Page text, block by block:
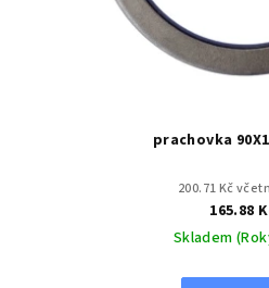
prachovka
200.71 Kč
165.88
Skladem